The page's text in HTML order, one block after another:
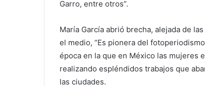
Garro, entre otros”.
María García abrió brecha, alejada de
el medio, “Es pionera del
época en la que en México las mujeres
realizando espléndidos trabajos que
las ciudades.